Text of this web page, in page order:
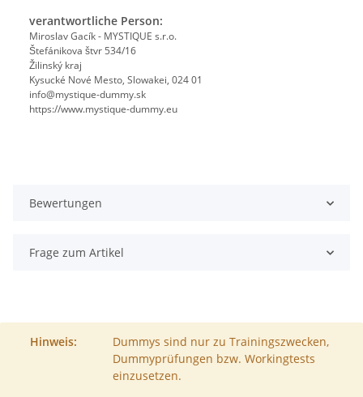
verantwortliche Person:
Miroslav Gacík - MYSTIQUE s.r.o.
Štefánikova štvr 534/16
Žilinský kraj
Kysucké Nové Mesto, Slowakei, 024 01
info@mystique-dummy.sk
https://www.mystique-dummy.eu
Bewertungen
Frage zum Artikel
Hinweis:
Dummys sind nur zu Trainingszwecken,
Dummyprüfungen bzw. Workingtests
einzusetzen.